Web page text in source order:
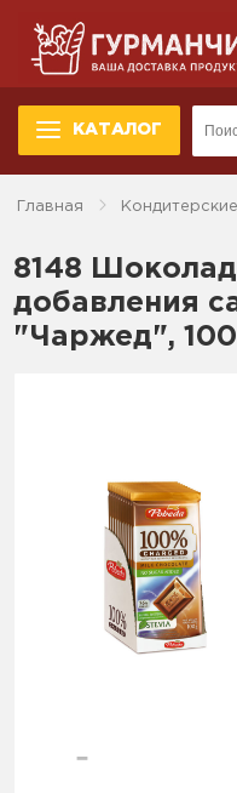
КАТАЛОГ
Главная
8148
добавления
"Чаржед",